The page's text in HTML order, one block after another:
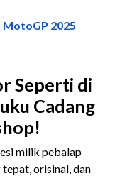
MotoGP 2025
Seperti di
Cadang
milik pebalap
orisinal, dan